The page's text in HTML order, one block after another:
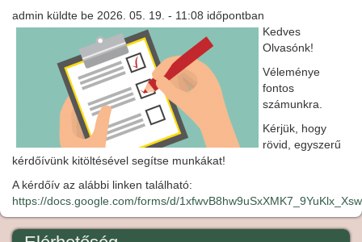
admin küldte be 2026. 05. 19. - 11:08 időpontban
Kedves
Olvasónk!
Véleménye
fontos
számunkra.
Kérjük, hogy
rövid, egyszerű
kérdőívünk kitöltésével segítse munkákat!
A kérdőív az alábbi linken található:
https://docs.google.com/forms/d/